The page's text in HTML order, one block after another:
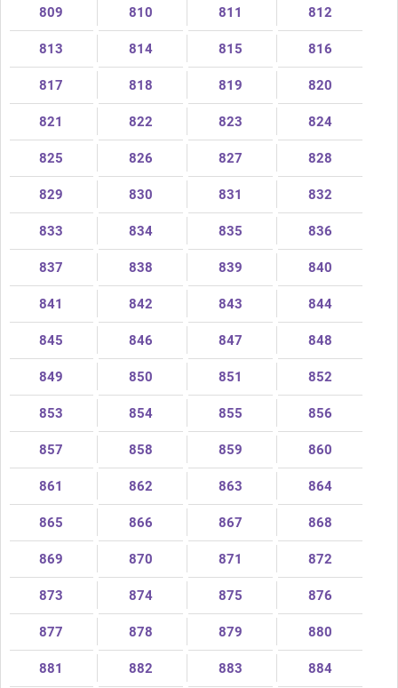
809 810 811 812
813 814 815 816
817 818 819 820
821 822 823 824
825 826 827 828
829 830 831 832
833 834 835 836
837 838 839 840
841 842 843 844
845 846 847 848
849 850 851 852
853 854 855 856
857 858 859 860
861 862 863 864
865 866 867 868
869 870 871 872
873 874 875 876
877 878 879 880
881 882 883 884